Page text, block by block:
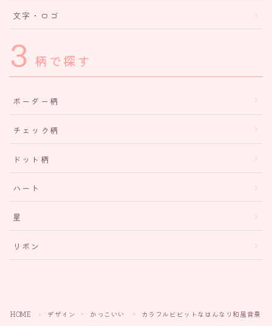
文字・ロゴ
3 柄で探す
ボーダー柄
チェック柄
ドット柄
ハート
星
リボン
HOME ＞ デザイン ＞ かっこいい ＞ カラフルビビットなはんなり和風背景（